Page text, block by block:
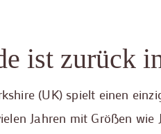
ist zurück
(UK) spielt einen
Jahren mit Größen wie